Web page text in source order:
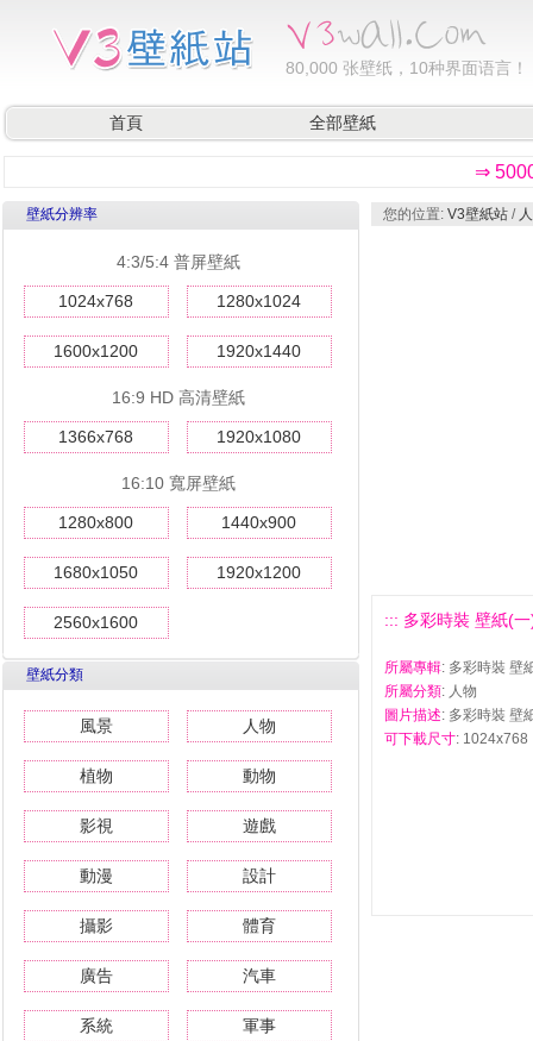
80,000 张壁纸，10种界面语言！
首頁 全部壁紙
⇒
壁紙分辨率
4:3/5:4 普屏壁紙
1024x768 1280x1024
1600x1200 1920x1440
16:9 HD 高清壁紙
1366x768 1920x1080
16:10 寬屏壁紙
1280x800 1440x900
1680x1050 1920x1200
2560x1600
壁紙分類
風景 人物
植物 動物
影視 遊戲
動漫 設計
攝影 體育
廣告 汽車
系統 軍事
您的位置: V3壁紙站 /
::: 多彩時裝 壁紙(
所屬專輯: 多彩時裝 壁
所屬分類: 人物
圖片描述: 多彩時裝 壁
可下載尺寸: